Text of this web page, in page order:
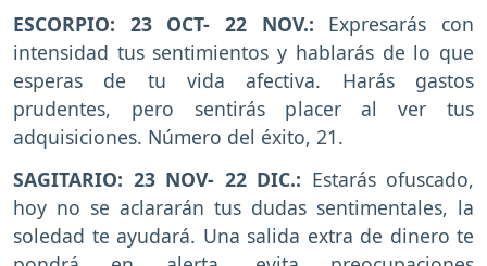
ESCORPIO: 23 OCT- 22 NOV.: Expresarás con
intensidad tus sentimientos y hablarás de lo que
esperas de tu vida afectiva. Harás gastos
prudentes, pero sentirás placer al ver tus
adquisiciones. Número del éxito, 21.
SAGITARIO: 23 NOV- 22 DIC.: Estarás ofuscado,
hoy no se aclararán tus dudas sentimentales, la
soledad te ayudará. Una salida extra de dinero te